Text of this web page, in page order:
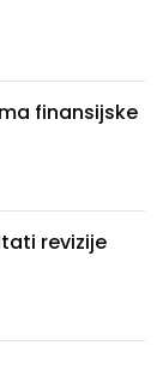
finansijske
revizije